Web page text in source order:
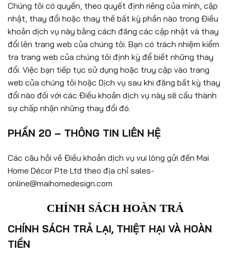
Chúng tôi có quyền, theo quyết định riêng của mình, cập
nhật, thay đổi hoặc thay thế bất kỳ phần nào trong Điều
khoản dịch vụ này bằng cách đăng các cập nhật và thay
đổi lên trang web của chúng tôi. Bạn có trách nhiệm kiểm
tra trang web của chúng tôi định kỳ để biết những thay
đổi. Việc bạn tiếp tục sử dụng hoặc truy cập vào trang
web của chúng tôi hoặc Dịch vụ sau khi đăng bất kỳ thay
đổi nào đối với các Điều khoản dịch vụ này sẽ cấu thành
sự chấp nhận những thay đổi đó.
PHẦN 20 – THÔNG TIN LIÊN HỆ
Các câu hỏi về Điều khoản dịch vụ vui lòng gửi đến Mai
Home Décor Pte Ltd theo địa chỉ sales-
online@maihomedesign.com
CHÍNH SÁCH HOÀN TRẢ
CHÍNH SÁCH TRẢ LẠI, THIỆT HẠI VÀ HOÀN
TIỀN